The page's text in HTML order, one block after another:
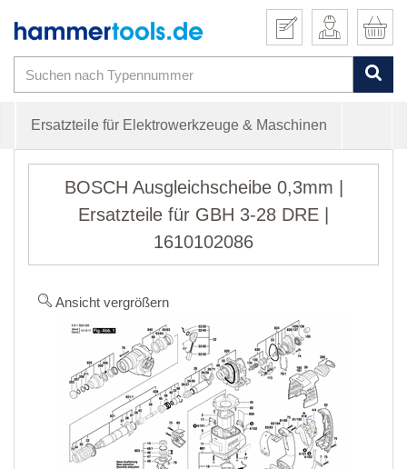
Ersatzteile für Elektrowerkzeuge & Maschinen
BOSCH Ausgleichscheibe 0,3mm |
Ersatzteile für GBH 3-28 DRE |
1610102086
Ansicht vergrößern